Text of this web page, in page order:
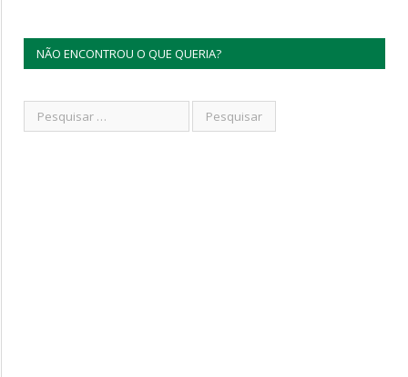
NÃO ENCONTROU O QUE QUERIA?